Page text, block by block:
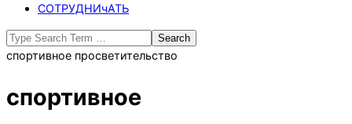
СОТРУДНИчАТЬ
Search
спортивное просветительство
спортивное